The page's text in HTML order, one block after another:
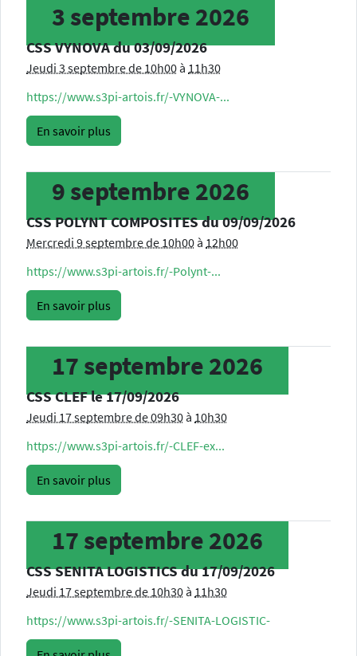
3 septembre 2026
CSS VYNOVA du 03/09/2026
Jeudi 3 septembre de 10h00à 11h30
https://www.s3pi-artois.fr/-VYNOVA-...
En savoir plus
9 septembre 2026
CSS POLYNT COMPOSITES du 09/09/2026
Mercredi 9 septembre de 10h00à 12h00
https://www.s3pi-artois.fr/-Polynt-...
En savoir plus
17 septembre 2026
CSS CLEF le 17/09/2026
Jeudi 17 septembre de 09h30à 10h30
https://www.s3pi-artois.fr/-CLEF-ex...
En savoir plus
17 septembre 2026
CSS SENITA LOGISTICS du 17/09/2026
Jeudi 17 septembre de 10h30à 11h30
https://www.s3pi-artois.fr/-SENITA-LOGISTIC-